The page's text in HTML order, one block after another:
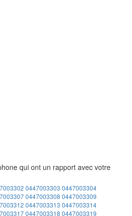
qui ont un rapport avec votre
0447003303 0447003304
0447003308 0447003309
0447003313 0447003314
0447003318 0447003319